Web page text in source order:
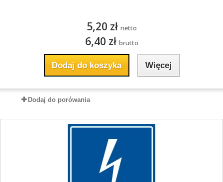
5,20 zł netto
6,40 zł brutto
Dodaj do koszyka Więcej
Dodaj do porówania